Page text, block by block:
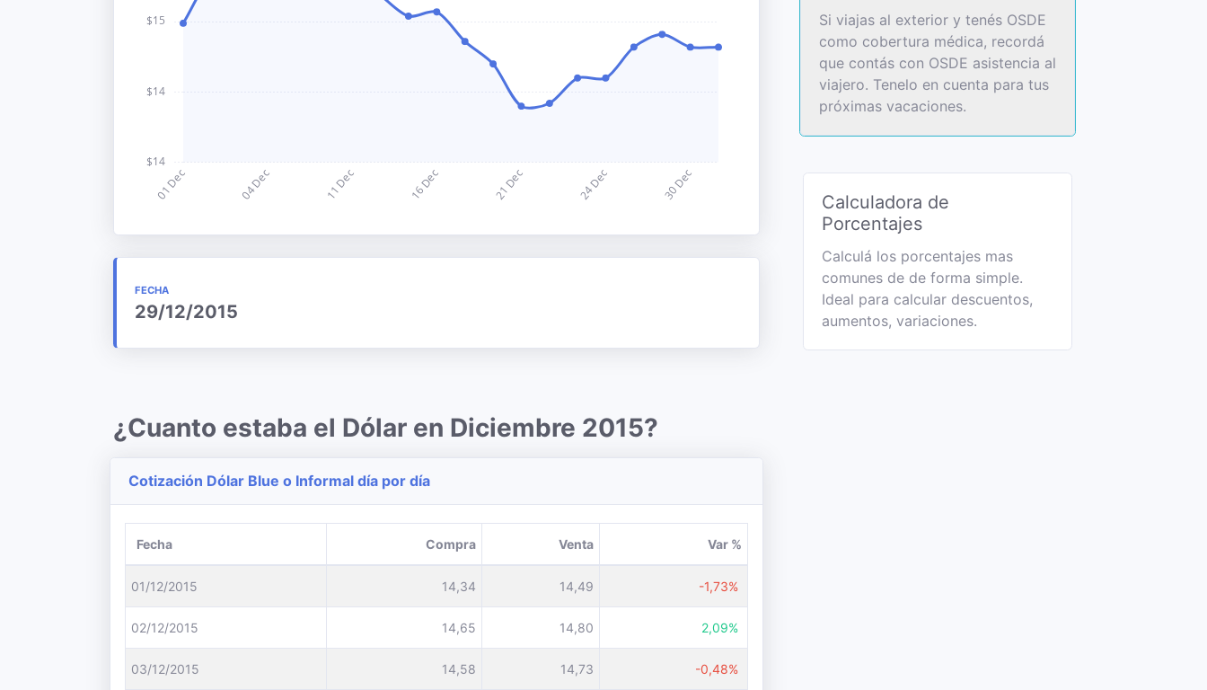
FECHA
29/12/2015
¿Cuanto estaba el Dólar en Diciembre 2015?
Cotización Dólar Blue o Informal día por día
Fecha Compra Venta Var %
01/12/2015 14,34 14,49 -1,73%
02/12/2015 14,65 14,80 2,09%
03/12/2015 14,58 14,73 -0,48%
Si viajas al exterior y tenés OSDE
como cobertura médica, recordá
que contás con OSDE asistencia al
viajero. Tenelo en cuenta para tus
próximas vacaciones.
Calculadora de
Porcentajes
Calculá los porcentajes mas
comunes de de forma simple.
Ideal para calcular descuentos,
aumentos, variaciones.